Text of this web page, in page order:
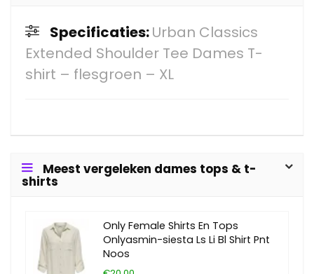
Specificaties:Urban Classics
Extended Shoulder Tee Dames T-
shirt – flesgroen – XL
Meest vergeleken dames tops & t-
shirts
Only Female Shirts En Tops
Onlyasmin-siesta Ls Li Bl Shirt Pnt
Noos